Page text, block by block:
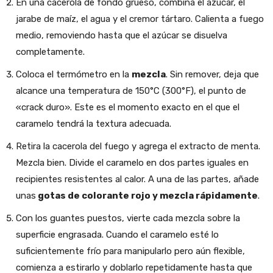
En una cacerola de fondo grueso, combina el azúcar, el
jarabe de maíz, el agua y el cremor tártaro. Calienta a fuego
medio, removiendo hasta que el azúcar se disuelva
completamente.
Coloca el termómetro en la mezcla. Sin remover, deja que
alcance una temperatura de 150°C (300°F), el punto de
«crack duro». Este es el momento exacto en el que el
caramelo tendrá la textura adecuada.
Retira la cacerola del fuego y agrega el extracto de menta.
Mezcla bien. Divide el caramelo en dos partes iguales en
recipientes resistentes al calor. A una de las partes, añade
unas gotas de colorante rojo y mezcla rápidamente.
Con los guantes puestos, vierte cada mezcla sobre la
superficie engrasada. Cuando el caramelo esté lo
suficientemente frío para manipularlo pero aún flexible,
comienza a estirarlo y doblarlo repetidamente hasta que